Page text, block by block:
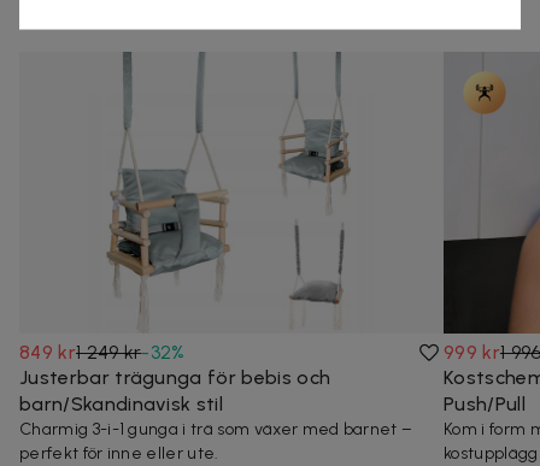
849 kr1 249 kr-32%
Justerbar trägunga för bebis och
barn/Skandinavisk stil
Charmig 3-i-1 gunga i trä som växer med barnet –
perfekt för inne eller ute.
999 kr1
Push/Pull
Kom i form
kostupplägg